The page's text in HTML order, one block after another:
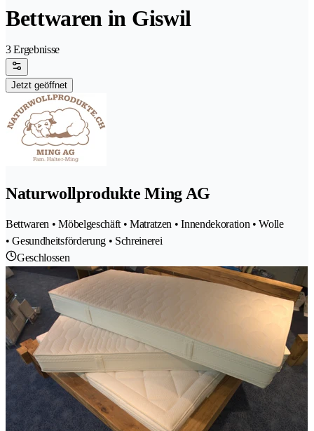
Bettwaren in Giswil
3 Ergebnisse
Jetzt geöffnet
Naturwollprodukte Ming AG
Bettwaren • Möbelgeschäft • Matratzen • Innendekoration • Wolle
• Gesundheitsförderung • Schreinerei
Geschlossen